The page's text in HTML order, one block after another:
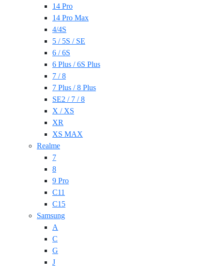
14 Pro
14 Pro Max
4/4S
5 / 5S / SE
6 / 6S
6 Plus / 6S Plus
7 / 8
7 Plus / 8 Plus
SE2 / 7 / 8
X / XS
XR
XS MAX
Realme
7
8
9 Pro
C11
C15
Samsung
A
C
G
J